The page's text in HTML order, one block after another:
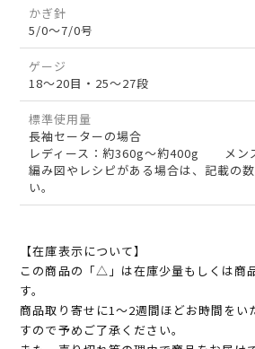
かぎ針
5/0～7/0号
ゲージ
18～20目・25～27段
標準使用量
長袖セーターの場合
レディース：約360g～約400g メン
編み図やレシピがある場合は、記載の
い。
【在庫表示について】
この商品の「△」は在庫少量もしくは商
す。
商品取り寄せに1～2週間ほどお時間をい
すので予めご了承ください。